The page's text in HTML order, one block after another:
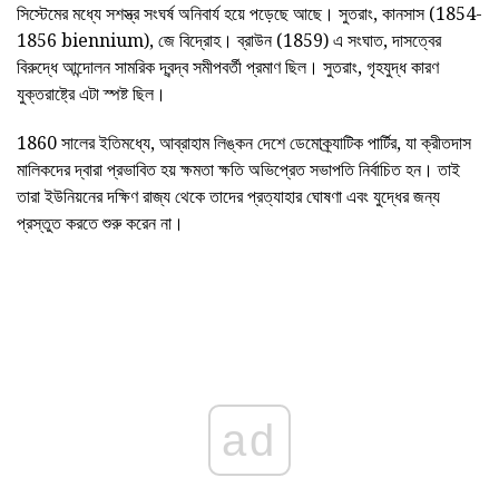
সিস্টেমের মধ্যে সশস্ত্র সংঘর্ষ অনিবার্য হয়ে পড়েছে আছে। সুতরাং, কানসাস (1854-
1856 biennium), জে বিদ্রোহ। ব্রাউন (1859) এ সংঘাত, দাসত্বের
বিরুদ্ধে আন্দোলন সামরিক দ্বন্দ্ব সমীপবর্তী প্রমাণ ছিল। সুতরাং, গৃহযুদ্ধ কারণ
যুক্তরাষ্ট্রেএটা স্পষ্ট ছিল।
1860 সালের ইতিমধ্যে, আব্রাহাম লিঙ্কন দেশে ডেমোক্র্যাটিক পার্টির, যা ক্রীতদাস
মালিকদের দ্বারা প্রভাবিত হয় ক্ষমতা ক্ষতি অভিপ্রেত সভাপতি নির্বাচিত হন। তাই
তারা ইউনিয়নের দক্ষিণ রাজ্য থেকে তাদের প্রত্যাহার ঘোষণা এবং যুদ্ধের জন্য
প্রস্তুত করতে শুরু করেন না।
ad